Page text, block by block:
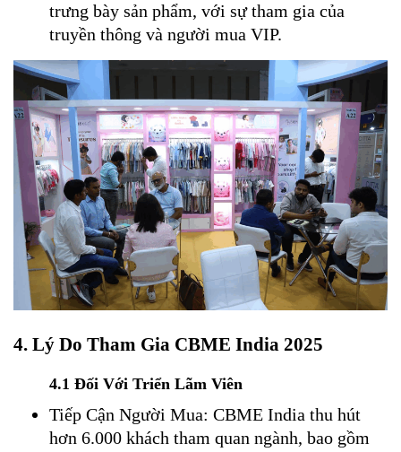
trưng bày sản phẩm, với sự tham gia của
truyền thông và người mua VIP.
4. Lý Do Tham Gia CBME India 2025
4.1 Đối Với Triển Lãm Viên
Tiếp Cận Người Mua: CBME India thu hút
hơn 6.000 khách tham quan ngành, bao gồm